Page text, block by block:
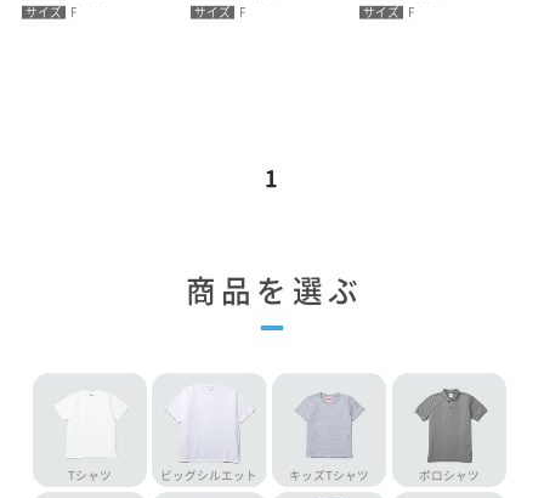
サイズ
F
サイズ
F
サイズ
F
1
商品を選ぶ